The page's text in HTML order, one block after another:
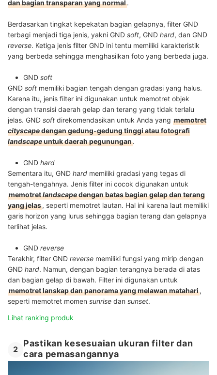
dan bagian transparan yang normal.
Berdasarkan tingkat kepekatan bagian gelapnya, filter GND
terbagi menjadi tiga jenis, yakni GND soft, GND hard, dan GND
reverse. Ketiga jenis filter GND ini tentu memiliki karakteristik
yang berbeda sehingga menghasilkan foto yang berbeda juga.
GND soft
GND soft memiliki bagian tengah dengan gradasi yang halus.
Karena itu, jenis filter ini digunakan untuk memotret objek
dengan transisi daerah gelap dan terang yang tidak terlalu
jelas. GND soft direkomendasikan untuk Anda yang memotret
cityscapedengan gedung-gedung tinggi atau fotografi
landscapeuntuk daerah pegunungan.
GND hard
Sementara itu, GND hard memiliki gradasi yang tegas di
tengah-tengahnya. Jenis filter ini cocok digunakan untuk
memotretlandscapedengan batas bagian gelap dan terang
yang jelas, seperti memotret lautan. Hal ini karena laut memiliki
garis horizon yang lurus sehingga bagian terang dan gelapnya
terlihat jelas.
GND reverse
Terakhir, filter GND reverse memiliki fungsi yang mirip dengan
GND hard. Namun, dengan bagian terangnya berada di atas
dan bagian gelap di bawah. Filter ini digunakan untuk
memotret lanskap dan panorama yang melawan matahari,
seperti memotret momen sunrise dan sunset.
Lihat ranking produk
2
Pastikan kesesuaian ukuran filter dan
cara pemasangannya